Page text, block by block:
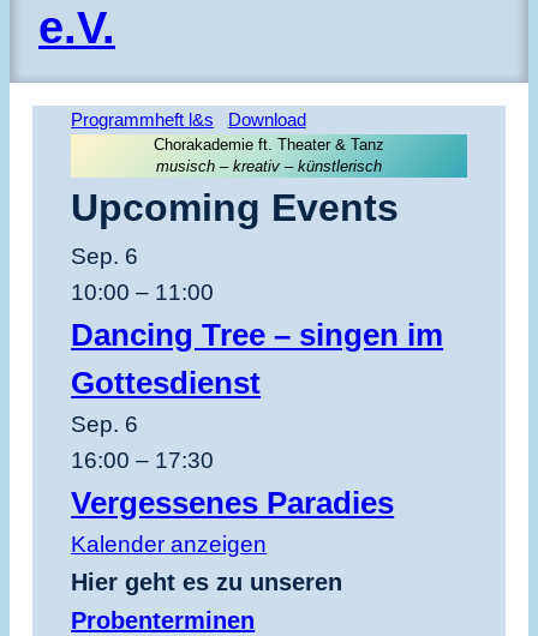
e.V.
Programmheft l&s Download
Chorakademie ft. Theater & Tanz
musisch – kreativ – künstlerisch
Upcoming Events
Sep. 6
10:00 – 11:00
Dancing Tree – singen im
Gottesdienst
Sep. 6
16:00 – 17:30
Vergessenes Paradies
Kalender anzeigen
Hier geht es zu unseren
Probenterminen